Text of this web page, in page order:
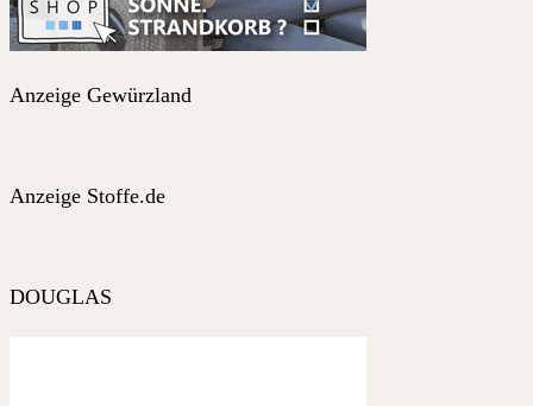
Anzeige Gewürzland
Anzeige Stoffe.de
DOUGLAS